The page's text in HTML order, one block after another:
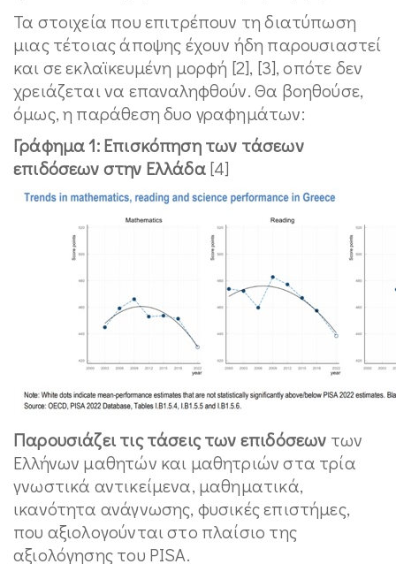
Τα στοιχεία που επιτρέπουν τη διατύπωση
μιας τέτοιας άποψης έχουν ήδη παρουσιαστεί
και σε εκλαϊκευμένη μορφή [2], [3], οπότε δεν
χρειάζεται να επαναληφθούν. Θα βοηθούσε,
όμως, η παράθεση δυο γραφημάτων:
Γράφημα 1: Επισκόπηση των τάσεων
επιδόσεων στην Ελλάδα[4]
Παρουσιάζει τις τάσεις των επιδόσεων των
Ελλήνων μαθητών και μαθητριών στα τρία
γνωστικά αντικείμενα, μαθηματικά,
ικανότητα ανάγνωσης, φυσικές επιστήμες,
που αξιολογούνται στο πλαίσιο της
αξιολόγησης του PISA.